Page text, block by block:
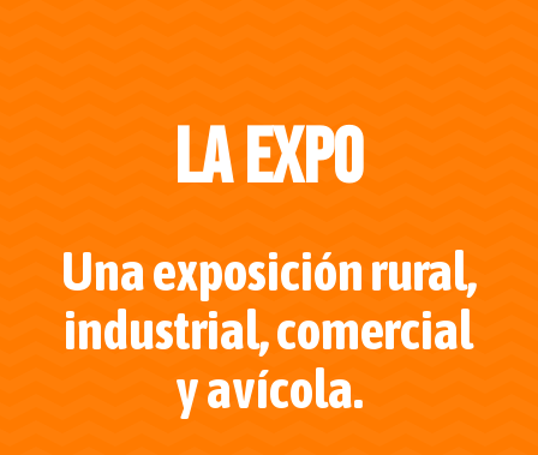
la expo
Una exposición rural,
industrial, comercial
y avícola.